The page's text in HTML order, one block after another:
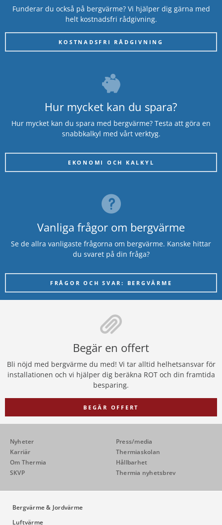
Funderar du också på bergvärme? Vi hjälper dig gärna med
helt kostnadsfri rådgivning.
KOSTNADSFRI RÅDGIVNING
Hur mycket kan du spara?
Hur mycket kan du spara med bergvärme? Testa att göra en
snabbkalkyl med vårt verktyg.
EKONOMI OCH KALKYL
Vanliga frågor om bergvärme
Se de allra vanligaste frågorna om bergvärme. Kanske hittar
du svaret på din fråga?
FRÅGOR OCH SVAR: BERGVÄRME
Begär en offert
Bli nöjd med bergvärme du med! Vi tar alltid helhetsansvar för
installationen och vi hjälper dig beräkna ROT och din framtida
besparing.
BEGÄR OFFERT
Nyheter
Press/media
Karriär
Thermiaskolan
Om Thermia
Hållbarhet
SKVP
Thermia nyhetsbrev
Bergvärme & Jordvärme
Luftvärme